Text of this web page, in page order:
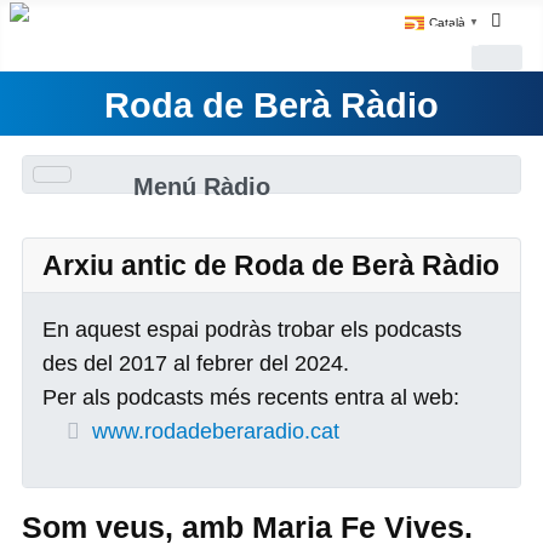
Català ▼
Roda de Berà Ràdio
Menú Ràdio
Arxiu antic de Roda de Berà Ràdio
En aquest espai podràs trobar els podcasts
des del 2017 al febrer del 2024.
Per als podcasts més recents entra al web:
www.rodadeberaradio.cat
Som veus, amb Maria Fe Vives.